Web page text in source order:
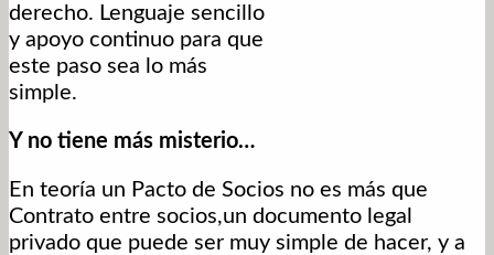
derecho. Lenguaje sencillo
y apoyo continuo para que
este paso sea lo más
simple.
Y no tiene más misterio…
En teoría un Pacto de Socios no es más que
Contrato entre socios,un documento legal
privado que puede ser muy simple de hacer, y a